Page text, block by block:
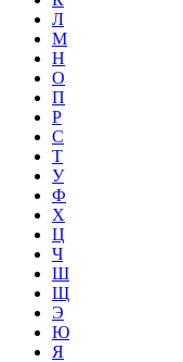
Л
М
Н
О
П
Р
С
Т
У
Ф
Х
Ц
Ч
Ш
Щ
Э
Ю
Я